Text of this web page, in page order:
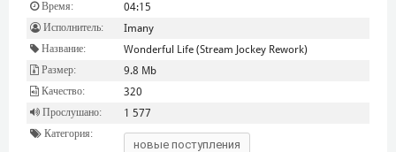
Время: 04:15
Исполнитель: Imany
Название: Wonderful Life (Stream Jockey Rework)
Размер: 9.8 Mb
Качество: 320
Прослушано: 1 577
Категория:
новые поступления